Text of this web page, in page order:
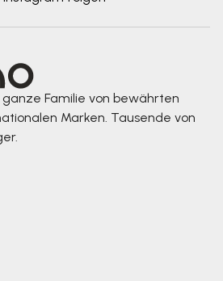
Familie von bewährten
Marken. Tausende von